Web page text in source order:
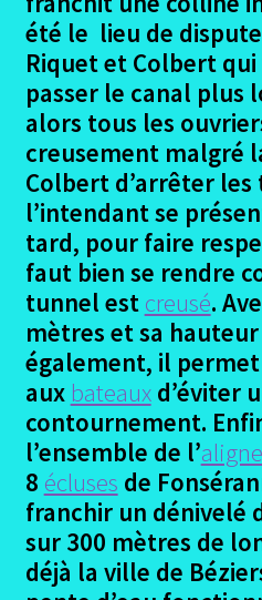
Canal Garonne et Midi
Canal de La Robine
Le Pirinexus
La Loire à Vélo
Dans le Gard
En Haute Savoie
Randonnées pédestres
Me contacter
été le lieu de
Riquet et Colbert
passer le canal plus
alors tous les
creusement malgré
Colbert d’arrêter les
l’intendant se
tard, pour faire
faut bien se rendre
tunnel est creusé.
mètres et sa
également, il permet
aux bateauxd’éviter
contournement.
l’ensemble de l’
8 écluses de
franchir un dénivelé
sur 300 mètres de
déjà la ville de